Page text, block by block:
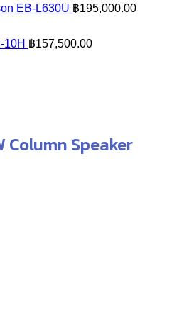
EB-L630U ฿195,000.00
10H ฿157,500.00
Column Speaker